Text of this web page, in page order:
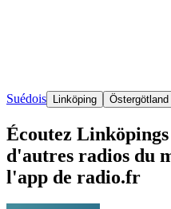
Suédois Linköping Östergötland
Écoutez
d'autres radios du
l'app de radio.fr